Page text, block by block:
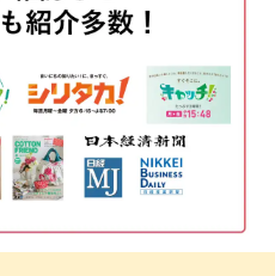
ッズは、配置のしかた次第
なりますよ。
ていれば、あとはダイヤモ
08:53
のせる